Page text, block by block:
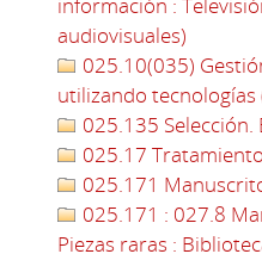
audiovisuales)
025.10(035)
utilizando tecnologías
025.135 Selección.
025.17
025.171
025.171 : 027.8
Piezas raras :